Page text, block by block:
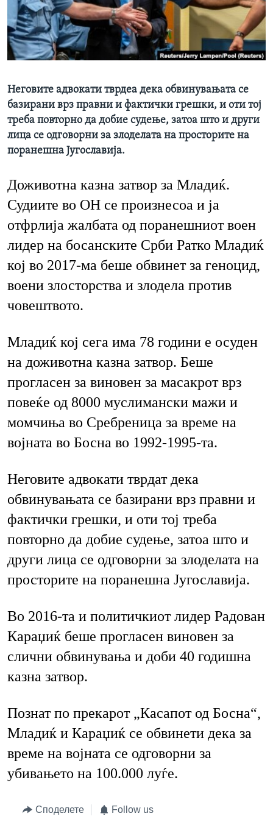
ИНТЕРВЈУА
Јазици
Неговите адвокати тврдеа дека обвинувањата се
базирани врз правни и фактички грешки, и оти тој
треба повторно да добие судење, затоа што и други
лица се одговорни за злоделата на просторите на
поранешна Југославија.
Доживотна казна затвор за Младиќ.
Судиите во ОН се произнесоа и ја
отфрлија жалбата од поранешниот воен
лидер на босанските Срби Ратко Младиќ
кој во 2017-ма беше обвинет за геноцид,
воени злосторства и злодела против
човештвото.
Младиќ кој сега има 78 години е осуден
на доживотна казна затвор. Беше
прогласен за виновен за масакрот врз
повеќе од 8000 муслимански мажи и
момчиња во Сребреница за време на
војната во Босна во 1992-1995-та.
Неговите адвокати тврдат дека
обвинувањата се базирани врз правни и
фактички грешки, и оти тој треба
повторно да добие судење, затоа што и
други лица се одговорни за злоделата на
просторите на поранешна Југославија.
Во 2016-та и политичкиот лидер Радован
Караџиќ беше прогласен виновен за
слични обвинувања и доби 40 годишна
казна затвор.
Познат по прекарот „Касапот од Босна“,
Младиќ и Караџиќ се обвинети дека за
време на војната се одговорни за
убивањето на 100.000 луѓе.
Споделете Follow us